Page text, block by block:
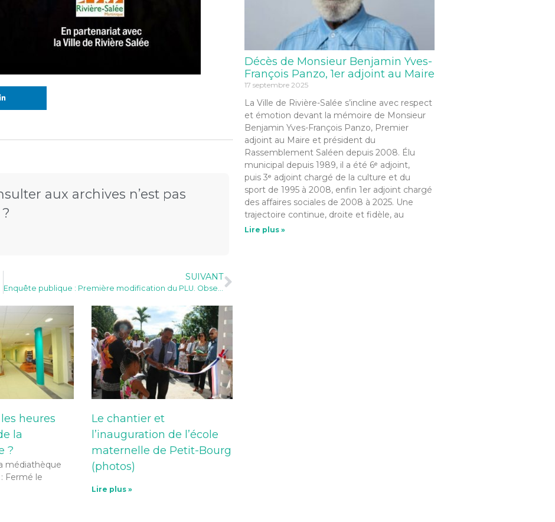
aux archives n’est pas
SUIVANT
Enquête publique : Première modification du PLU. Observations et propositions transmises par voie électronique
heures
la
?
médiathèque
Fermé le
Le chantier et
l’inauguration de l’école
maternelle de Petit-Bourg
(photos)
Lire plus »
Décès de Monsieur Benjamin Yves-
François Panzo, 1er adjoint au Maire
17 septembre 2025
La Ville de Rivière-Salée s’incline avec respect
et émotion devant la mémoire de Monsieur
Benjamin Yves-François Panzo, Premier
adjoint au Maire et président du
Rassemblement Saléen depuis 2008. Élu
municipal depuis 1989, il a été 6ᵉ adjoint,
puis 3ᵉ adjoint chargé de la culture et du
sport de 1995 à 2008, enfin 1er adjoint chargé
des affaires sociales de 2008 à 2025. Une
trajectoire continue, droite et fidèle, au
Lire plus »